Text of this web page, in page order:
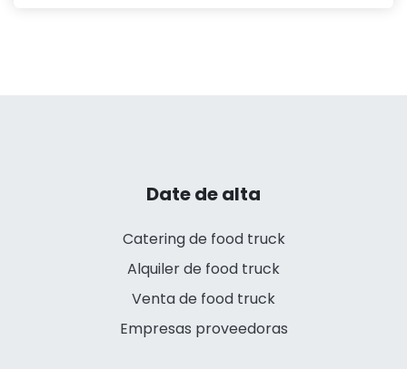
Date de alta
Catering de food truck
Alquiler de food truck
Venta de food truck
Empresas proveedoras